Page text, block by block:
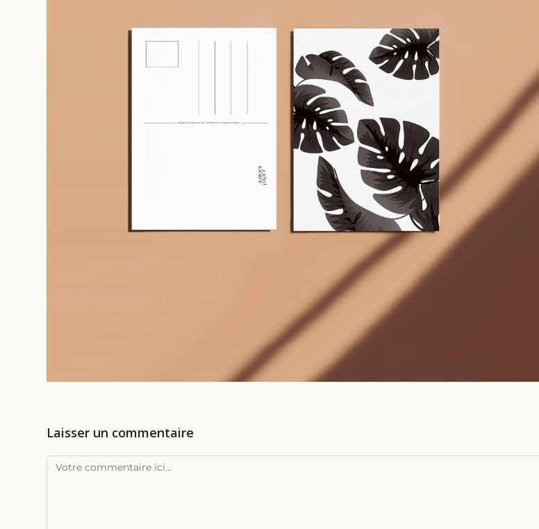
Laisser un commentaire